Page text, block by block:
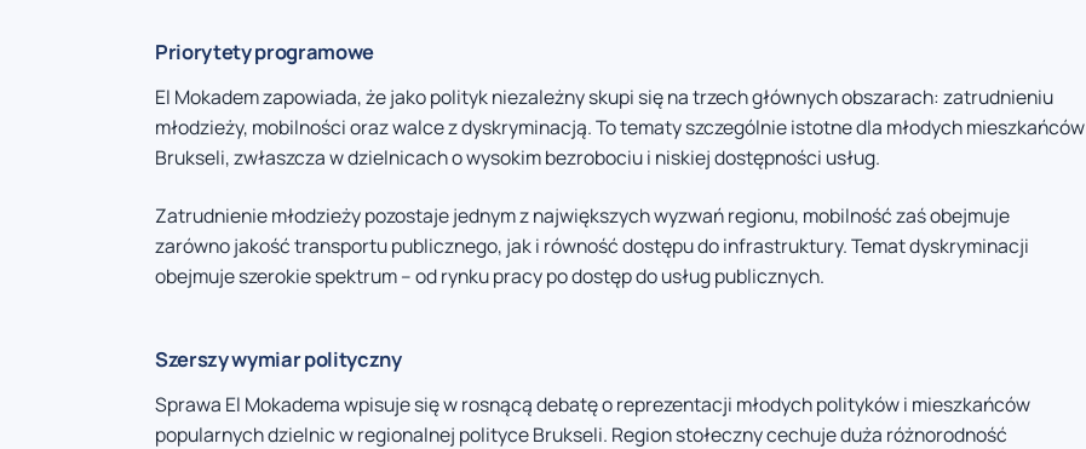
Priorytety programowe
El Mokadem zapowiada, że jako polityk niezależny skupi się na trzech głównych obszarach: zatrudnieniu
młodzieży, mobilności oraz walce z dyskryminacją. To tematy szczególnie istotne dla młodych mieszkańców
Brukseli, zwłaszcza w dzielnicach o wysokim bezrobociu i niskiej dostępności usług.
Zatrudnienie młodzieży pozostaje jednym z największych wyzwań regionu, mobilność zaś obejmuje
zarówno jakość transportu publicznego, jak i równość dostępu do infrastruktury. Temat dyskryminacji
obejmuje szerokie spektrum – od rynku pracy po dostęp do usług publicznych.
Szerszy wymiar polityczny
Sprawa El Mokadema wpisuje się w rosnącą debatę o reprezentacji młodych polityków i mieszkańców
popularnych dzielnic w regionalnej polityce Brukseli. Region stołeczny cechuje duża różnorodność